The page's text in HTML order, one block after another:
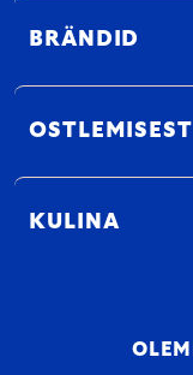
BRÄNDID
OSTLEMISEST
KULINA